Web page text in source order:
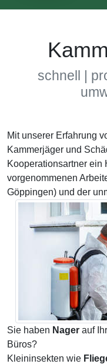
schnell |
Mit unserer Erfahrung
Kammerjäger und
Kooperationsartner ein
vorgenommenen
Göppingen) und der
Sie haben Nager auf
Büros?
Kleininsekten wie